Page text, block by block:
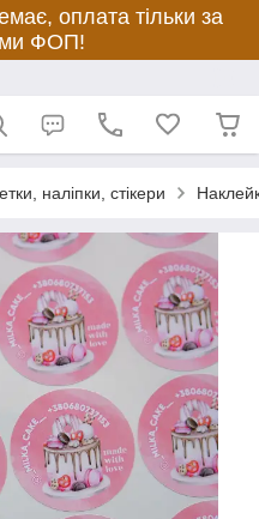
оплата тільки за
ФОП!
наліпки, стікери